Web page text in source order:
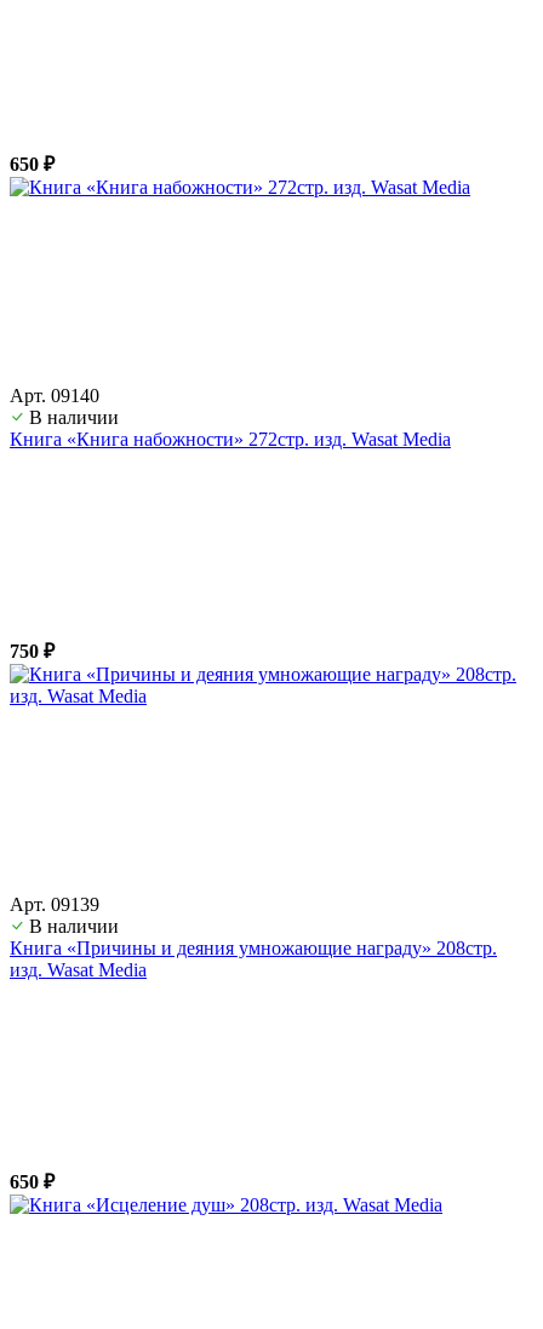
650 ₽
Арт. 09140
В наличии
Книга «Книга набожности» 272стр. изд. Wasat Media
750 ₽
Арт. 09139
В наличии
Книга «Причины и деяния умножающие награду» 208стр.
изд. Wasat Media
650 ₽